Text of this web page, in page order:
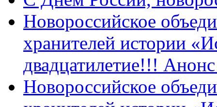
Новороссийское
хранителей истории
двадцатилетие!!!
Новороссийское